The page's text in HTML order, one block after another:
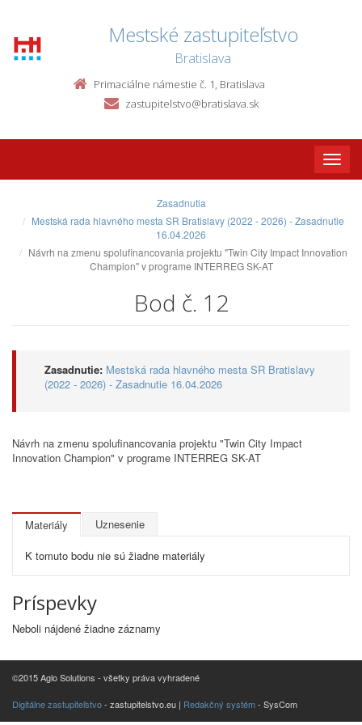
Mestské zastupiteľstvo
Bratislava
Primaciálne námestie č. 1, Bratislava
zastupitelstvo@bratislava.sk
Toggle
Zasadnutia
Mestská rada hlavného mesta SR Bratislavy (2022 - 2026) - Zasadnutie
16.04.2026
Návrh na zmenu spolufinancovania projektu "Twin City Impact Innovation
Champion" v programe INTERREG SK-AT
Bod č. 12
Zasadnutie: Mestská rada hlavného mesta SR Bratislavy
(2022 - 2026) - Zasadnutie 16.04.2026
Návrh na zmenu spolufinancovania projektu "Twin City Impact
Innovation Champion" v programe INTERREG SK-AT
Materiály Uznesenie
K tomuto bodu nie sú žiadne materiály
Príspevky
Neboli nájdené žiadne záznamy
©2015 Aglo Solutions - všetky práva vyhradené
Digitálne zastupiteľstvo- zastupitelstvo.eu | Redakčný systém- SysCom